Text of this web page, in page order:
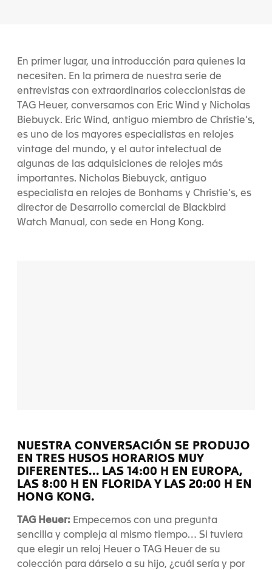
En primer lugar, una introducción para quienes la
necesiten. En la primera de nuestra serie de
entrevistas con extraordinarios coleccionistas de
TAG Heuer, conversamos con Eric Wind y Nicholas
Biebuyck. Eric Wind, antiguo miembro de Christie’s,
es uno de los mayores especialistas en relojes
vintage del mundo, y el autor intelectual de
algunas de las adquisiciones de relojes más
importantes. Nicholas Biebuyck, antiguo
especialista en relojes de Bonhams y Christie’s, es
director de Desarrollo comercial de Blackbird
Watch Manual, con sede en Hong Kong.
NUESTRA CONVERSACIÓN SE PRODUJO
EN TRES HUSOS HORARIOS MUY
DIFERENTES... LAS 14:00 H EN EUROPA,
LAS 8:00 H EN FLORIDA Y LAS 20:00 H EN
HONG KONG.
TAG Heuer: Empecemos con una pregunta
sencilla y compleja al mismo tiempo… Si tuviera
que elegir un reloj Heuer o TAG Heuer de su
colección para dárselo a su hijo, ¿cuál sería y por